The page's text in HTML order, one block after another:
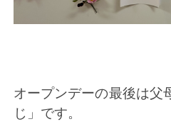
オープンデーの最後は父
じ」です。